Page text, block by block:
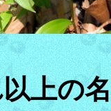
上の